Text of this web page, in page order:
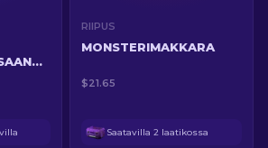
RIIPUS
MONSTERIMAKKARA
$21.65
Saatavilla 2 laatikossa